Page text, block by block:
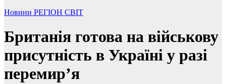
Новини РЕГІОН СВІТ
Британія готова на військову
присутність в Україні у разі
перемир’я